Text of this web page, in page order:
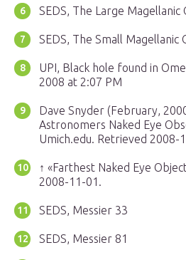
SEDS, The Large Magellanic
SEDS, The Small Magellanic
UPI, Black hole found in
2008 at 2:07 PM
Dave Snyder (February,
Astronomers Naked Eye
Umich.edu. Retrieved 2008-
↑ «Farthest Naked Eye
2008-11-01.
SEDS, Messier 33
SEDS, Messier 81